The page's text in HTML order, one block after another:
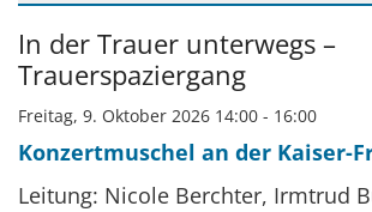
Datum: 9. Oktober 2026
In der Trauer unterwegs –
Trauerspaziergang
Freitag, 9. Oktober 2026 14:00 - 16:00
Konzertmuschel an der Kaiser-
Leitung: Nicole Berchter, Irmtrud